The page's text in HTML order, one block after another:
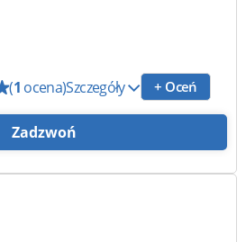
(1 ocena)Szczegóły + Oceń
Zadzwoń